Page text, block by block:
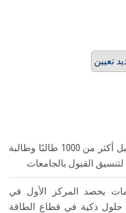
تعيين
معامل التنسيق الإلكتروني تستقبل أكثر من 1000 طالبًا وطالبة
القبول بالجامعات
يحصد المركز الأول في
حلول ذكية في قطاع الطاقة